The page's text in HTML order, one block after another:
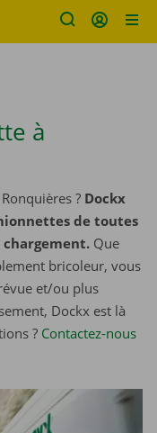
à
? Dockx
de toutes
Que
bricoleur, vous
et/ou plus
Dockx est là
? Contactez-nous